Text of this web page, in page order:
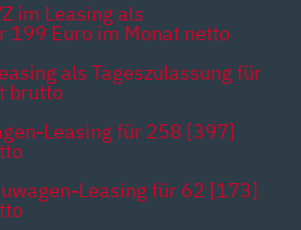
im Leasing als
199 Euro im Monat netto
als Tageszulassung für
brutto
Leasing für 258 [397]
Leasing für 62 [173]